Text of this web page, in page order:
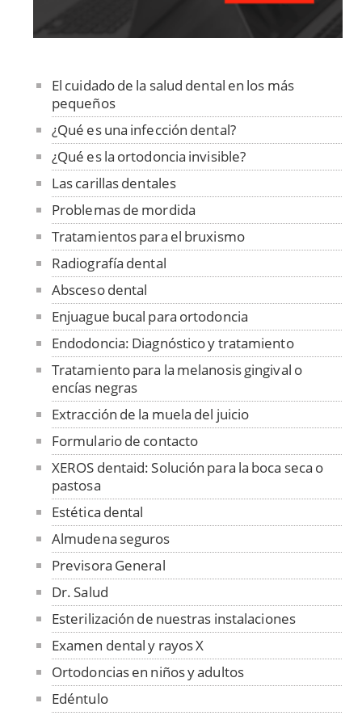
El cuidado de la salud dental en los más
pequeños
¿Qué es una infección dental?
¿Qué es la ortodoncia invisible?
Las carillas dentales
Problemas de mordida
Tratamientos para el bruxismo
Radiografía dental
Absceso dental
Enjuague bucal para ortodoncia
Endodoncia: Diagnóstico y tratamiento
Tratamiento para la melanosis gingival o
encías negras
Extracción de la muela del juicio
Formulario de contacto
XEROS dentaid: Solución para la boca seca o
pastosa
Estética dental
Almudena seguros
Previsora General
Dr. Salud
Esterilización de nuestras instalaciones
Examen dental y rayos X
Ortodoncias en niños y adultos
Edéntulo